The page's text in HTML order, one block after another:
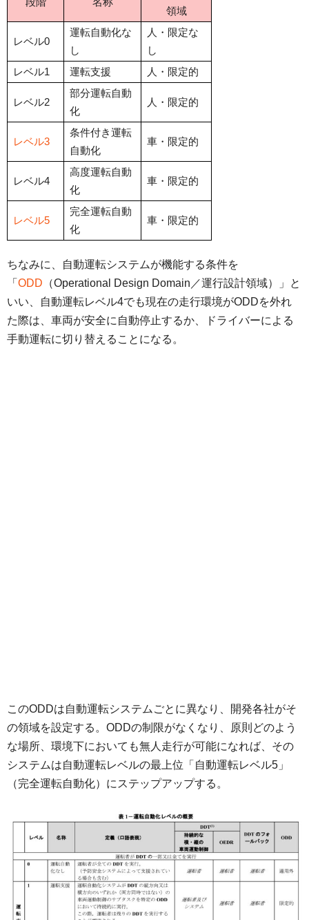
領域
レベル0
運転自動化な
し
人・限定な
し
レベル1
運転支援 人・限定的
レベル2
部分運転自動
化
人・限定的
レベル3
条件付き運転
自動化
車・限定的
レベル4
高度運転自動
化
車・限定的
レベル5
完全運転自動
化
車・限定的
ちなみに、自動運転システムが機能する条件を
「 ODD （Operational Design Domain／運行設計領域）」と
いい、自動運転レベル4でも現在の走行環境がODDを外れ
た際は、車両が安全に自動停止するか、ドライバーによる
手動運転に切り替えることになる。
このODDは自動運転システムごとに異なり、開発各社がそ
の領域を設定する。ODDの制限がなくなり、原則どのよう
な場所、環境下においても無人走行が可能になれば、その
システムは自動運転レベルの最上位「自動運転レベル5」
（完全運転自動化）にステップアップする。